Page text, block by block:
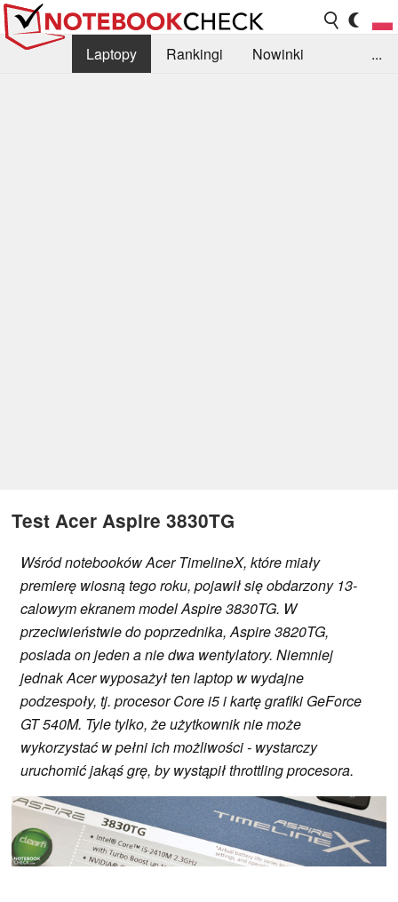
Laptopy Rankingi
Nowinki
...
Test Acer Aspire 3830TG
Wśród notebooków Acer TimelineX, które miały
premierę wiosną tego roku, pojawił się obdarzony 13-
calowym ekranem model Aspire 3830TG. W
przeciwieństwie do poprzednika, Aspire 3820TG,
posiada on jeden a nie dwa wentylatory. Niemniej
jednak Acer wyposażył ten laptop w wydajne
podzespoły, tj. procesor Core i5 i kartę grafiki GeForce
GT 540M. Tyle tylko, że użytkownik nie może
wykorzystać w pełni ich możliwości - wystarczy
uruchomić jakąś grę, by wystąpił throttling procesora.